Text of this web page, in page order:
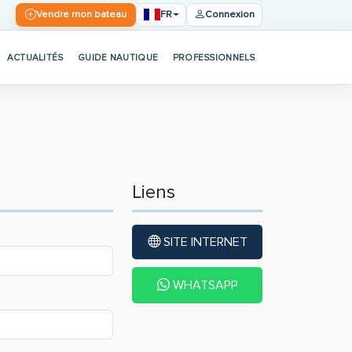
Vendre mon bateau FR Connexion
ACTUALITÉS GUIDE NAUTIQUE PROFESSIONNELS
Liens
SITE INTERNET
WHATSAPP